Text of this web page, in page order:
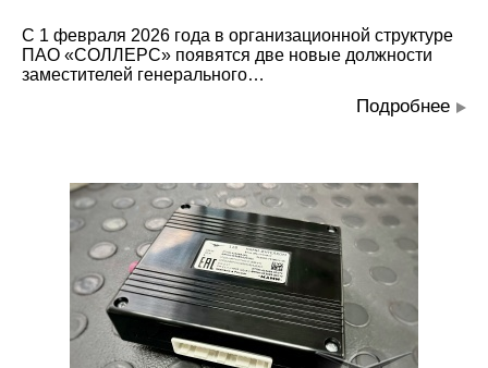
С 1 февраля 2026 года в организационной структуре
ПАО «СОЛЛЕРС» появятся две новые должности
заместителей генерального…
Подробнее